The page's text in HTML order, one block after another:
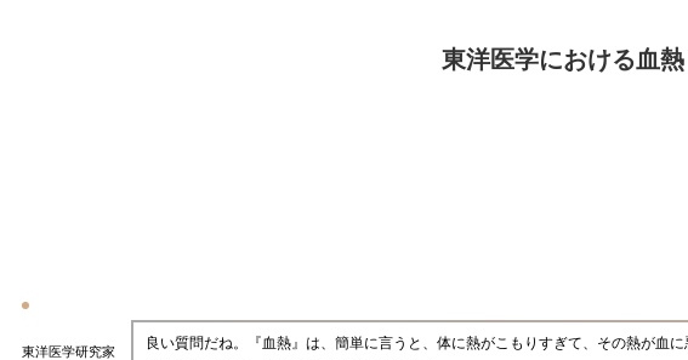
東洋医学における血
東洋医学研究家
良い質問だね。『血熱』は、簡単に言うと、体に熱がこもりすぎて、その熱が血